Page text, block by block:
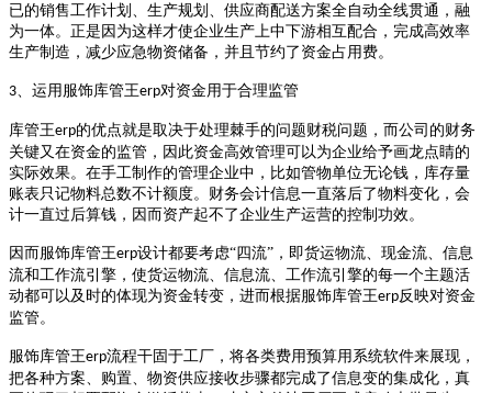
已的销售工作计划、生产规划、供应商配送方案全自动全线贯通，融
为一体。正是因为这样才使企业生产上中下游相互配合，完成高效率
生产制造，减少应急物资储备，并且节约了资金占用费。
3 、运用服饰 库管王erp对资金用于合理监管
库管王erp的优点就是取决于处理棘手的问题财税问题，而公司的财务
关键又在资金的监管，因此资金高效管理可以为企业给予画龙点睛的
实际效果。在手工制作的管理企业中，比如管物单位无论钱，库存量
账表只记物料总数不计额度。财务会计信息一直落后了物料变化，会
计一直过后算钱，因而资产起不了企业生产运营的控制功效。
因而服饰 库管王erp设计都要考虑“四流”，即货运物流、现金流、信息
流和工作流引擎，使货运物流、信息流、工作流引擎的每一个主题活
动都可以及时的体现为资金转变，进而根据服饰 库管王erp反映对资金
监管。
服饰 库管王erp流程干固于工厂，将各类费用预算用系统软件来展现，
把各种方案、购置、物资供应接收步骤都完成了信息变的集成化，真